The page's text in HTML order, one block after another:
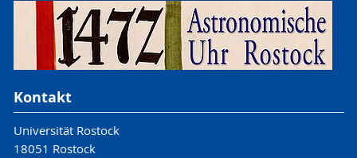
Kontakt
Universität Rostock
18051 Rostock